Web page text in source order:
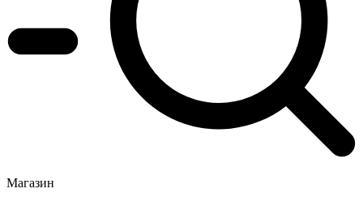
Магазин